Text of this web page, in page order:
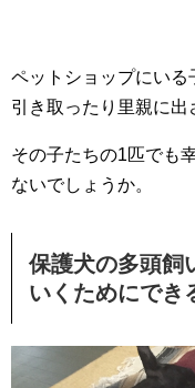
ペットショップにい
引き取ったり里親に出
その子たちの1匹でも
ないでしょうか。
保護犬の多頭飼
いくためにでき